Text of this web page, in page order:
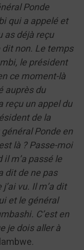
Ponde
qui a appelé et
as déjà reçu
dit non. Le temps
le président
ce moment-là
auprès du
reçu un appel du
de la
Ponde en
là ? Passe-moi
m’a passé le
dit de ne pas
vu. Il m’a dit
et le général
C’est en
je dois aller à